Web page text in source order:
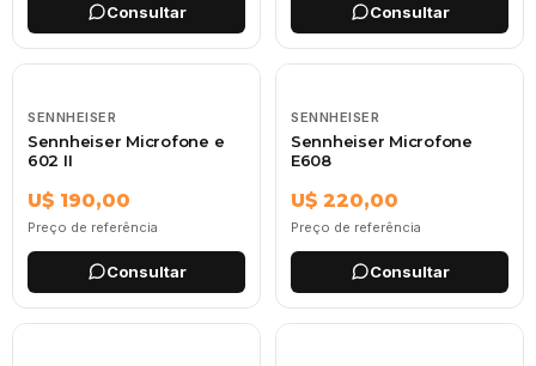
Consultar Consultar
SENNHEISER
Sennheiser Microfone e
602 II
U$ 190,00
Preço de referência
Consultar
SENNHEISER
Sennheiser Microfone
E608
U$ 220,00
Preço de referência
Consultar